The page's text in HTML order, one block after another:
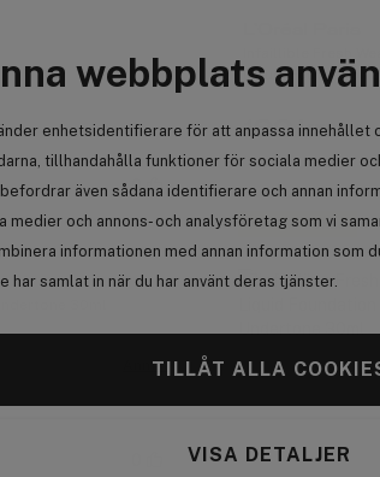
webbplats
enhetsidentifierare för att anpassa innehållet
tillhandahålla funktioner för sociala medier
även sådana identifierare och annan
medier och annons- och analysföretag som vi
informationen med annan information som
har samlat in när du har använt deras tjänster.
TILLÅT ALLA
VISA DETALJER
Liquid Foundation
190 kr
Få 10% bonus
0
30ml
Anmäl